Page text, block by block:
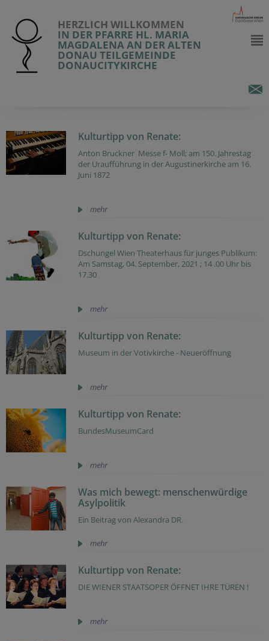
HERZLICH WILLKOMMEN
IN DER PFARRE HL. MARIA
MAGDALENA AN DER ALTEN
DONAU TEILGEMEINDE
DONAUCITYKIRCHE
Kulturtipp von Renate:
Anton Bruckner Messe f- Moll; am 150. Jahrestag
der Uraufführung in der Augustinerkirche am 16.
Juni 1872
mehr
Kulturtipp von Renate:
Dschungel Wien Theaterhaus für junges Publikum:
Am Samstag, 04. September, 2021 ; 14 .00 Uhr bis
17.30
mehr
Kulturtipp von Renate:
Museum in der Votivkirche - Neueröffnung
mehr
Kulturtipp von Renate:
BundesMuseumCard
mehr
Was mich bewegt: menschenwürdige
Asylpolitik
Ein Beitrag von Alexandra DR.
mehr
Kulturtipp von Renate:
DIE WIENER STAATSOPER ÖFFNET IHRE TÜREN !
mehr